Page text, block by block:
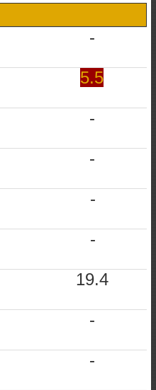
-
5.5
-
-
-
-
19.4
-
-